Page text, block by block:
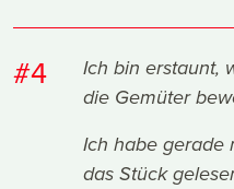
#4
Ich bin erstaunt,
die Gemüter
Ich habe gerade
das Stück